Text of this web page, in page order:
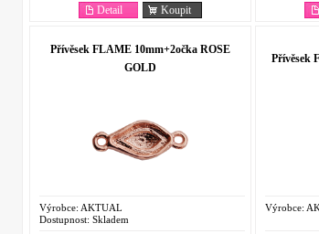
Koupit
Detail
Přívěsek FLAME 10mm+2očka ROSE
GOLD
Výrobce: AKTUAL
Dostupnost: Skladem
Přívěsek
Výrobce: